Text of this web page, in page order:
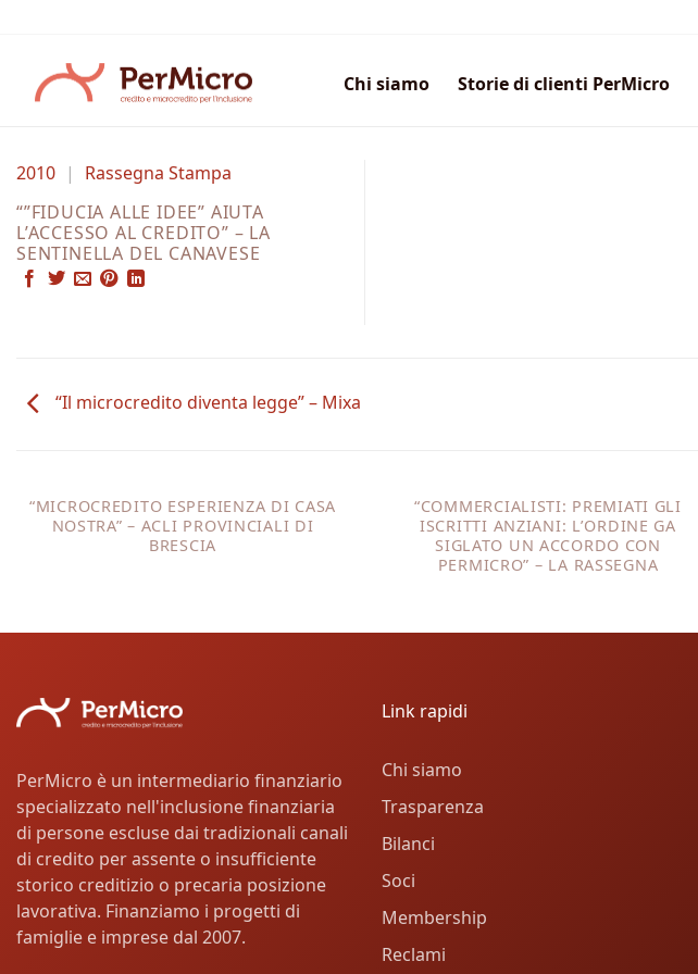
contenuti
Chi siamo Storie di clienti PerMicro
2010 |
Rassegna Stampa
“”FIDUCIA ALLE IDEE” AIUTA
L’ACCESSO AL CREDITO” – LA
SENTINELLA DEL CANAVESE
“Il microcredito diventa legge” – Mixa
“MICROCREDITO ESPERIENZA DI CASA
NOSTRA” – ACLI PROVINCIALI DI
BRESCIA
“COMMERCIALISTI: PREMIATI GLI
ISCRITTI ANZIANI: L’ORDINE GA
SIGLATO UN ACCORDO CON
PERMICRO” – LA RASSEGNA
PerMicro è un intermediario finanziario
specializzato nell'inclusione finanziaria
di persone escluse dai tradizionali canali
di credito per assente o insufficiente
storico creditizio o precaria posizione
lavorativa. Finanziamo i progetti di
famiglie e imprese dal 2007.
Link rapidi
Chi siamo
Trasparenza
Bilanci
Soci
Membership
Reclami